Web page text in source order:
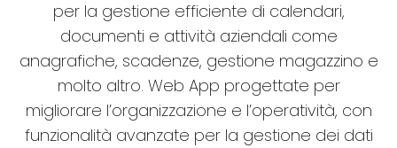
per la gestione efficiente di calendari,
documenti e attività aziendali come
anagrafiche, scadenze, gestione magazzino e
molto altro. Web App progettate per
migliorare l’organizzazione e l’operatività, con
funzionalità avanzate per la gestione dei dati